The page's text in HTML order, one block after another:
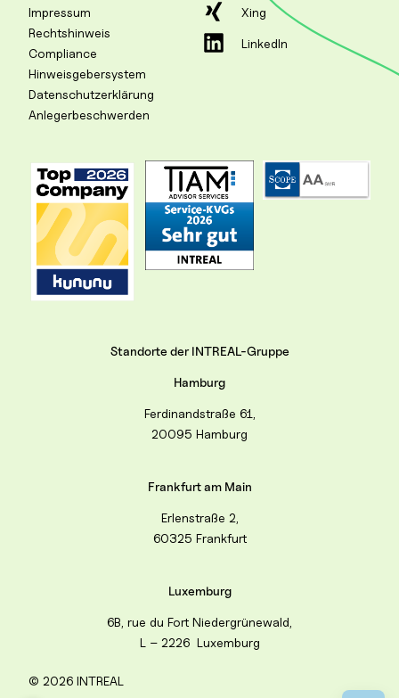
Impressum
Rechtshinweis
Compliance
Hinweisgebersystem
Datenschutzerklärung
Anlegerbeschwerden
Xing
LinkedIn
Standorte der INTREAL-Gruppe
Hamburg
Ferdinandstraße 61,
20095 Hamburg
Frankfurt am Main
Erlenstraße 2,
60325 Frankfurt
Luxemburg
6B, rue du Fort Niedergrünewald,
L – 2226 Luxemburg
© 2026 INTREAL